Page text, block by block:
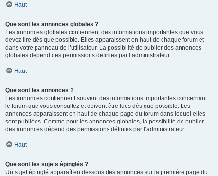
Haut
Que sont les annonces globales ?
Les annonces globales contiennent des informations importantes que vous
devez lire dès que possible. Elles apparaissent en haut de chaque forum et
dans votre panneau de l’utilisateur. La possibilité de publier des annonces
globales dépend des permissions définies par l’administrateur.
Haut
Que sont les annonces ?
Les annonces contiennent souvent des informations importantes concernant
le forum que vous consultez et doivent être lues dès que possible. Les
annonces apparaissent en haut de chaque page du forum dans lequel elles
sont publiées. Comme pour les annonces globales, la possibilité de publier
des annonces dépend des permissions définies par l’administrateur.
Haut
Que sont les sujets épinglés ?
Un sujet épinglé apparaît en dessous des annonces sur la première page du